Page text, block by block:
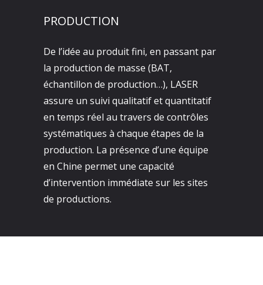
PRODUCTION
De l’idée au produit fini, en passant par
la production de masse (BAT,
échantillon de production…), LASER
assure un suivi qualitatif et quantitatif
en temps réel au travers de contrôles
systématiques à chaque étapes de la
production. La présence d’une équipe
en Chine permet une capacité
d’intervention immédiate sur les sites
de productions.